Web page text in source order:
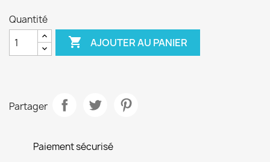
Quantité
 AJOUTER AU PANIER
Partager
Paiement sécurisé